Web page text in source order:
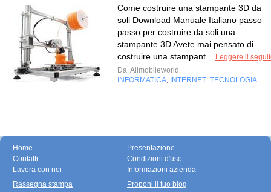
Come costruire una stampante 3D da
soli Download Manuale Italiano passo
passo per costruire da soli una
stampante 3D Avete mai pensato di
costruire una stampant...
Leggere il
Da Allmobileworld
INFORMATICA
INTERNET TECNOLOGIA
Home
Contatti
Lavora con noi
Presentazione
Condizioni d'uso
Informazioni azienda
Rassegna stampa
Proponi il tuo blog